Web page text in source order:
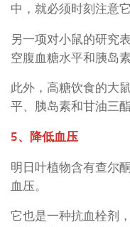
中，就必须时刻注意它
另一项对小鼠的研究
空腹血糖水平和胰岛素
此外，高糖饮食的大
平、胰岛素和甘油三酯
5、降低血压
明日叶植物含有查尔
血压。
它也是一种抗血栓剂